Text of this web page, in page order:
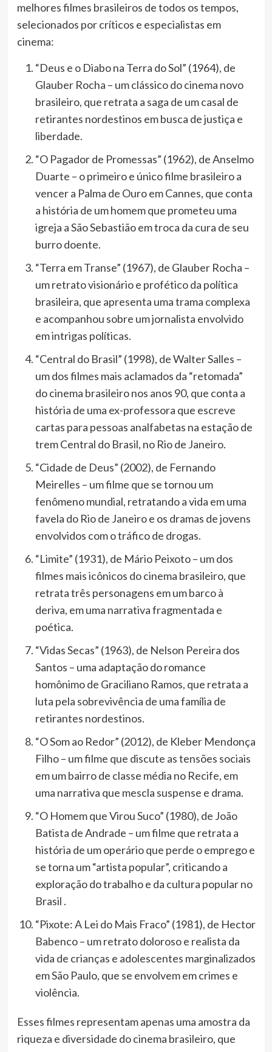
melhores filmes brasileiros de todos os tempos,
selecionados por críticos e especialistas em
cinema:
“Deus e o Diabo na Terra do Sol” (1964), de
Glauber Rocha – um clássico do cinema novo
brasileiro, que retrata a saga de um casal de
retirantes nordestinos em busca de justiça e
liberdade.
“O Pagador de Promessas” (1962), de Anselmo
Duarte – o primeiro e único filme brasileiro a
vencer a Palma de Ouro em Cannes, que conta
a história de um homem que prometeu uma
igreja a São Sebastião em troca da cura de seu
burro doente.
“Terra em Transe” (1967), de Glauber Rocha –
um retrato visionário e profético da política
brasileira, que apresenta uma trama complexa
e acompanhou sobre um jornalista envolvido
em intrigas políticas.
“Central do Brasil” (1998), de Walter Salles –
um dos filmes mais aclamados da “retomada”
do cinema brasileiro nos anos 90, que conta a
história de uma ex-professora que escreve
cartas para pessoas analfabetas na estação de
trem Central do Brasil, no Rio de Janeiro.
“Cidade de Deus” (2002), de Fernando
Meirelles – um filme que se tornou um
fenômeno mundial, retratando a vida em uma
favela do Rio de Janeiro e os dramas de jovens
envolvidos com o tráfico de drogas.
“Limite” (1931), de Mário Peixoto – um dos
filmes mais icônicos do cinema brasileiro, que
retrata três personagens em um barco à
deriva, em uma narrativa fragmentada e
poética.
“Vidas Secas” (1963), de Nelson Pereira dos
Santos – uma adaptação do romance
homônimo de Graciliano Ramos, que retrata a
luta pela sobrevivência de uma família de
retirantes nordestinos.
“O Som ao Redor” (2012), de Kleber Mendonça
Filho – um filme que discute as tensões sociais
em um bairro de classe média no Recife, em
uma narrativa que mescla suspense e drama.
“O Homem que Virou Suco” (1980), de João
Batista de Andrade – um filme que retrata a
história de um operário que perde o emprego e
se torna um “artista popular”, criticando a
exploração do trabalho e da cultura popular no
Brasil .
“Pixote: A Lei do Mais Fraco” (1981), de Hector
Babenco – um retrato doloroso e realista da
vida de crianças e adolescentes marginalizados
em São Paulo, que se envolvem em crimes e
violência.
Esses filmes representam apenas uma amostra da
riqueza e diversidade do cinema brasileiro, que